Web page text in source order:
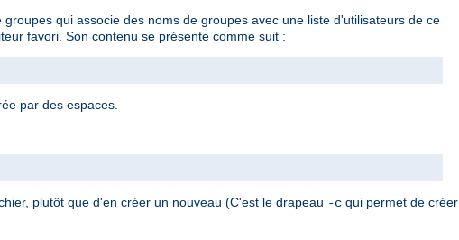
qui associe des noms de groupes avec une liste d'utilisateurs de ce
favori. Son contenu se présente comme suit :
par des espaces.
plutôt que d'en créer un nouveau (C'est le drapeau -c qui permet de créer